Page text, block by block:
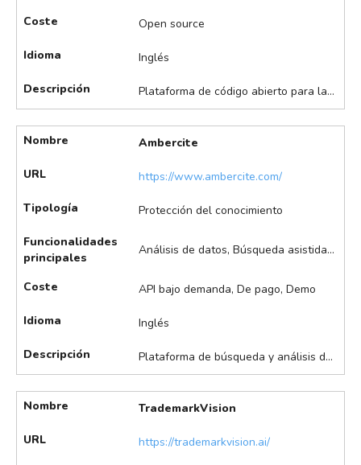
Coste Open source
Idioma Inglés
Descripción Plataforma de código abierto para la búsqueda y análisis de patentes que utiliza inteligencia artificial para mejorar la calidad y la eficiencia de los procesos de propiedad intelectual. Está diseñada para ser accesible, colaborativa y adaptable a las necesidades de la comunidad. Destaca en la búsqueda de estado de la técnica (prior art) con IA, extracción automática de conceptos y palabras clave, identificación de terminología específica del sector, asignación automática de códigos IPC/CPC, exportación de informes en PDF, y tiene acceso al repositorio de código abierto en GitHub, entre otros.
Nombre Ambercite
URL https://www.ambercite.com/
Tipología Protección del conocimiento
Funcionalidades
principales
Análisis de datos, Búsqueda asistida de patentes, Visualización de datos
Coste API bajo demanda, De pago, Demo
Idioma Inglés
Descripción Plataforma de búsqueda y análisis de patentes que utiliza algoritmos avanzados de deep learning y análisis de redes para identificar patentes relevantes y similares. Está diseñada para complementar y mejorar los procesos de búsqueda tradicionales, facilitando la explotación y valorización de la propiedad intelectual. Destaca en la visualización interactiva de redes de citaciones, análisis de carteras de patentes y tecnologías, integración con otras bases de datos de patentes, ranking y puntuación automática de resultados. Dispone de integración con otras bases de datos de patentes y API para integración empresarial y ofrece herramientas complementarias como AmberScope y Ambercite Ai.
Nombre TrademarkVision
URL https://trademarkvision.ai/